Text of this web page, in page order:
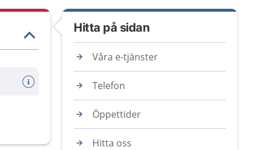
Hitta på sidan
Våra e-tjänster
Telefon
Öppettider
Hitta oss